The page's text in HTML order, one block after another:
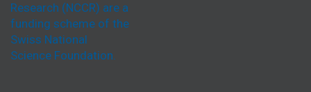
Research (NCCR) are a
funding scheme of the
Swiss National
Science Foundation.